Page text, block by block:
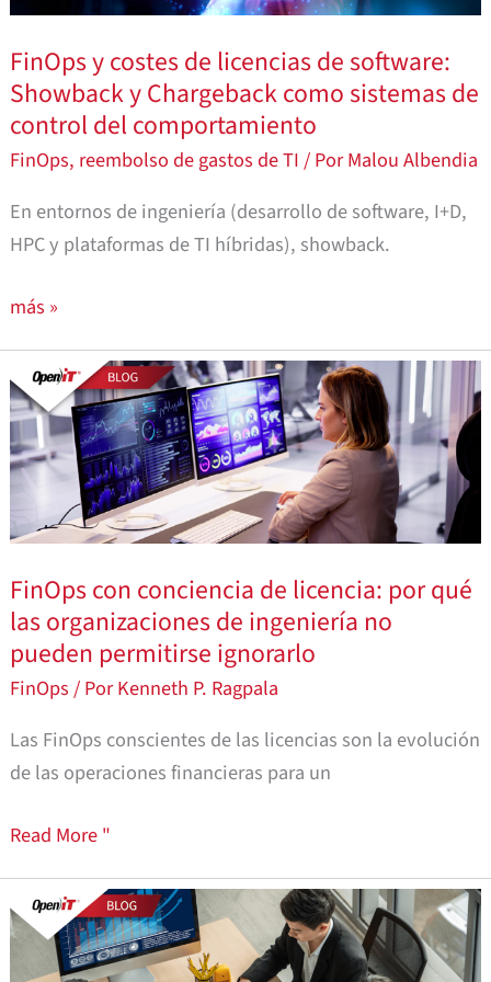
FinOps y costes de licencias de software:
Showback y Chargeback como sistemas de
control del comportamiento
FinOps, reembolso de gastos de TI/ PorMalou Albendia
En entornos de ingeniería (desarrollo de software, I+D,
HPC y plataformas de TI híbridas), showback.
de
software:
Showback
y
Chargeback
como
sistemas
de
del
Leer
más »
FinOps con conciencia de licencia: por qué
las organizaciones de ingeniería no
pueden permitirse ignorarlo
FinOps/ PorKenneth P. Ragpala
Las FinOps conscientes de las licencias son la evolución
de las operaciones financieras para un
License-
Aware
FinOps:
Why
Engineering
Organizations
Can't
Affordable
to
Ignore
It
Read More "
Las
sinergias
entre